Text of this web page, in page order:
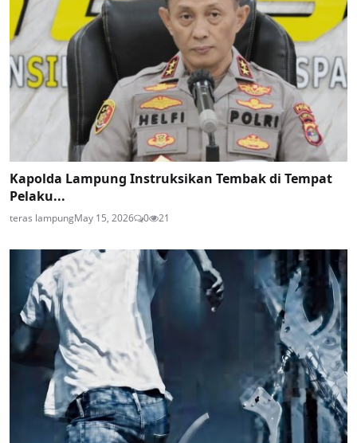
Kapolda Lampung Instruksikan Tembak di Tempat
Pelaku...
teras lampungMay 15, 2026 0 21